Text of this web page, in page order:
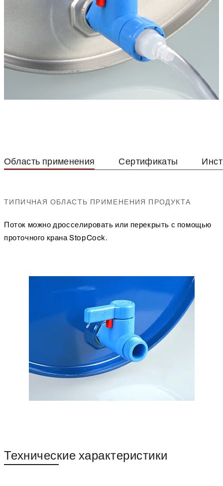
Область применения Сертификаты
ТИПИЧНАЯ ОБЛАСТЬ ПРИМЕНЕНИЯ ПРОДУКТА
Поток можно дросселировать или перекрыть с помощью
проточного крана StopCock.
Технические характеристики